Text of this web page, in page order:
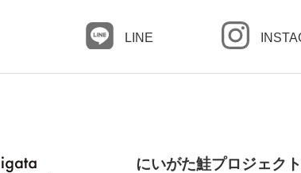
LINE
にいがた鮭プロジェクト